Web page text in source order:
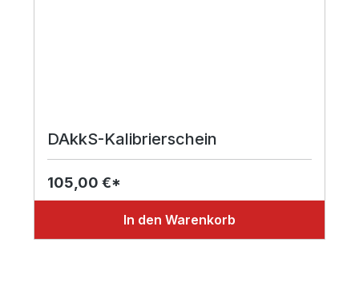
DAkkS-Kalibrierschein
105,00 €*
In den Warenkorb